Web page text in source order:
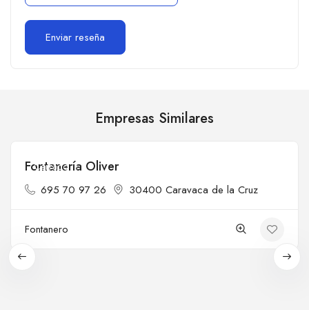
Empresas Similares
Cerrado
Fontanería Oliver
695 70 97 26 30400 Caravaca de la Cruz
Fontanero